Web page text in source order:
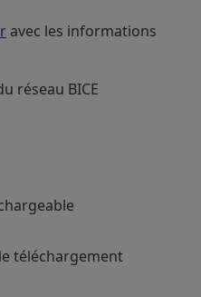
avec les informations
réseau BICE
téléchargement